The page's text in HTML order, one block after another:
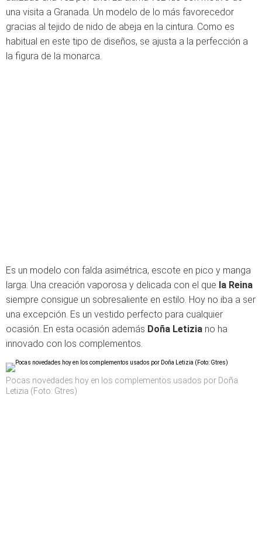
una visita a Granada. Un modelo de lo más favorecedor
gracias al tejido de nido de abeja en la cintura. Como es
habitual en este tipo de diseños, se ajusta a la perfección a
la figura de la monarca.
Es un modelo con falda asimétrica, escote en pico y manga
larga. Una creación vaporosa y delicada con el que la Reina
siempre consigue un sobresaliente en estilo. Hoy no iba a ser
una excepción. Es un vestido perfecto para cualquier
ocasión. En esta ocasión además Doña Letizia no ha
innovado con los complementos.
Pocas novedades hoy en los complementos usados por Doña
Letizia (Foto: Gtres)